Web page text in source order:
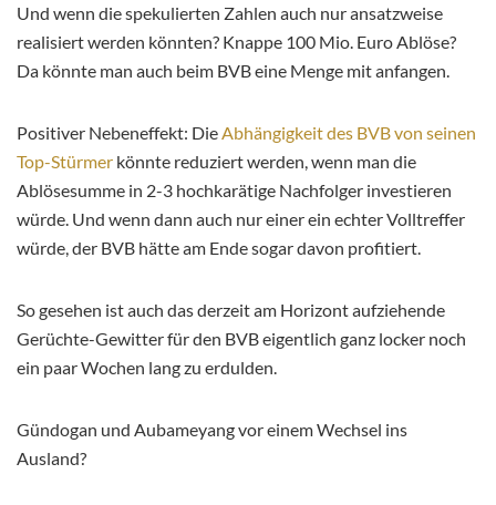
Und wenn die spekulierten Zahlen auch nur ansatzweise
realisiert werden könnten? Knappe 100 Mio. Euro Ablöse?
Da könnte man auch beim BVB eine Menge mit anfangen.
Positiver Nebeneffekt: Die Abhängigkeit des BVB von seinen
Top-Stürmer könnte reduziert werden, wenn man die
Ablösesumme in 2-3 hochkarätige Nachfolger investieren
würde. Und wenn dann auch nur einer ein echter Volltreffer
würde, der BVB hätte am Ende sogar davon profitiert.
So gesehen ist auch das derzeit am Horizont aufziehende
Gerüchte-Gewitter für den BVB eigentlich ganz locker noch
ein paar Wochen lang zu erdulden.
Gündogan und Aubameyang vor einem Wechsel ins
Ausland?